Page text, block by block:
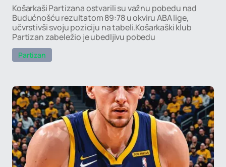
Košarkaši Partizana ostvarili su važnu pobedu nad
Budućnošću rezultatom 89:78 u okviru ABA lige,
učvrstivši svoju poziciju na tabeli.Košarkaški klub
Partizan zabeležio je ubedljivu pobedu
Partizan